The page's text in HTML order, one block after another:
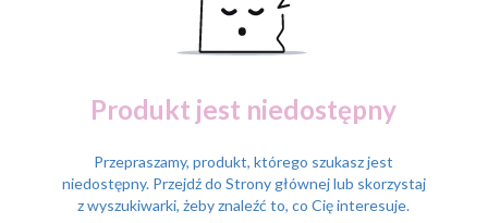
Produkt jest niedostępny
Przepraszamy, produkt, którego szukasz jest
niedostępny. Przejdź do Strony głównej lub skorzystaj
z wyszukiwarki, żeby znaleźć to, co Cię interesuje.